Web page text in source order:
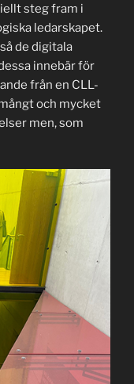
steg fram i
ledarskapet.
de digitala
innebär för
från en CLL-
och mycket
men, som